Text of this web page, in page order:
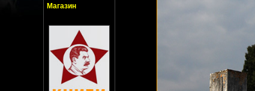
Магазин